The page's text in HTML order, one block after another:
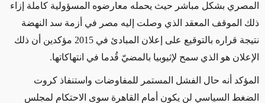
المصري بشكل مباشر حيث يحمله معارضوه المسؤولية كاملة إزاء
ذلك الموقف المعقد الذي وصلت إليه مصر في أزمة سد النهضة
نتيجة قراره بالتوقيع على إعلان المبادئ في 2015 مؤكدين أن ذلك
الإعلان هو الذي سمح لإثيوبيا بالمضيّ قُدما في انتهاكاتها.
المؤكد أنه حال الفشل المستمر للمفاوضات واستنفاذ كروت
الضغط السياسي لن يكون أمام القاهرة سوى الاحتكام لمجلس